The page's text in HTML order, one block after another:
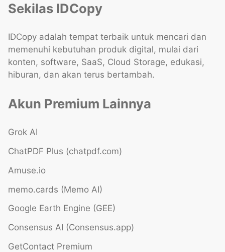
Sekilas IDCopy
IDCopy adalah tempat terbaik untuk mencari dan
memenuhi kebutuhan produk digital, mulai dari
konten, software, SaaS, Cloud Storage, edukasi,
hiburan, dan akan terus bertambah.
Akun Premium Lainnya
Grok AI
ChatPDF Plus (chatpdf.com)
Amuse.io
memo.cards (Memo AI)
Google Earth Engine (GEE)
Consensus AI (Consensus.app)
GetContact Premium